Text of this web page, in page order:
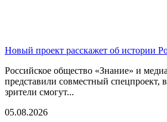
Новый проект расскажет об истории
Российское общество «Знание» и
представили совместный спецпроект,
зрители смогут...
05.08.2026